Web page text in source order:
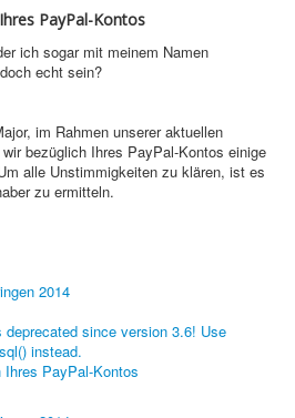
PayPal-Kontos
ich sogar mit meinem Namen
echt sein?
im Rahmen unserer aktuellen
bezüglich Ihres PayPal-Kontos einige
alle Unstimmigkeiten zu klären, ist es
zu ermitteln.
2014
since version 3.6! Use
instead.
PayPal-Kontos